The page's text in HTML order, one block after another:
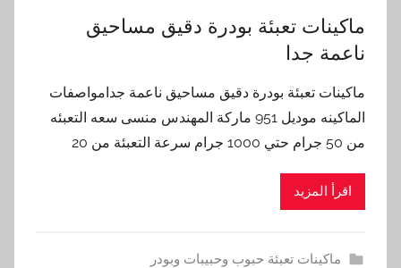
ماكينات تعبئة بودرة دقيق مساحيق
ناعمة جدا
ماكينات تعبئة بودرة دقيق مساحيق ناعمة جدامواصفات
الماكينه موديل 951 ماركة المهندس منسى سعه التعبئه
من 50 جرام حتي 1000 جرام سرعة التعبئة من 20
اقرأ المزيد
ماكينات تعبئة حبوب وحبيبات وبودر